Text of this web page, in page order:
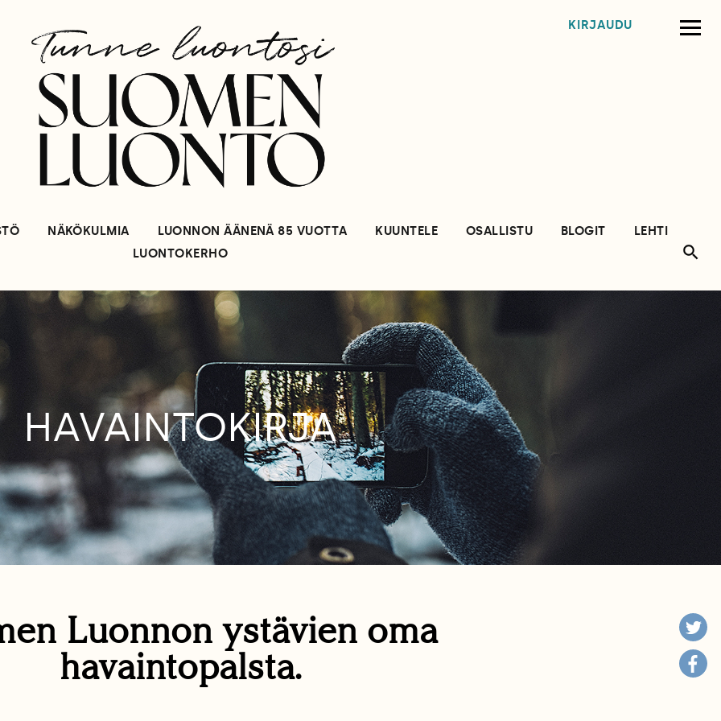
KIRJAUDU
NÄKÖKULMIA LUONNON ÄÄNENÄ 85 VUOTTA KUUNTELE OSALLISTU BLOGIT
LEHTI
LUONTOKERHO
HAVAINTOKIRJA
Luonnon ystävien oma
havaintopalsta.